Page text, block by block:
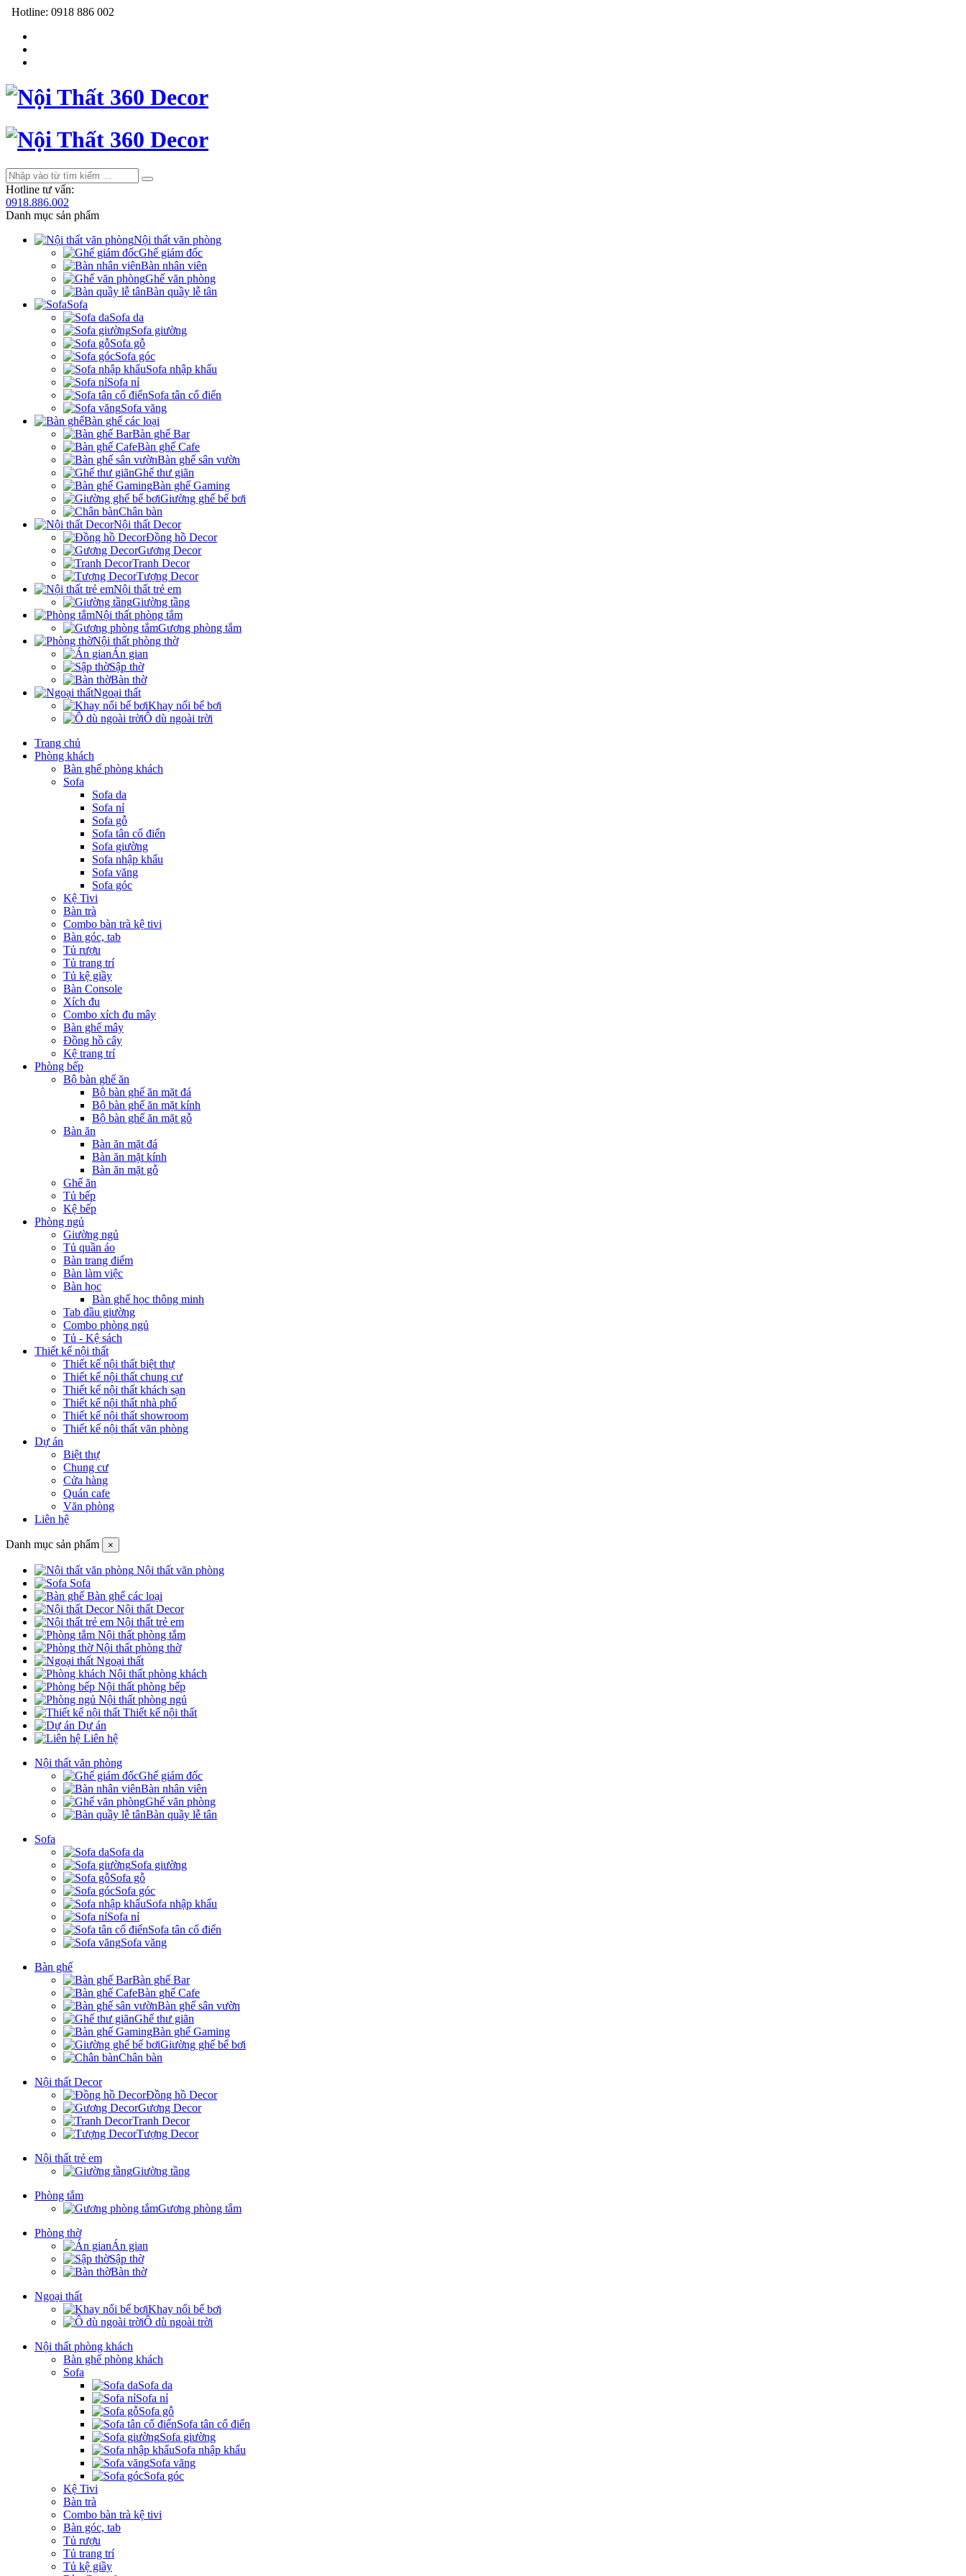
Hotline: 0918 886 002
Hotline tư vấn:
0918.886.002
Danh mục sản phẩm
Nội thất văn phòng
Ghế giám đốc
Bàn nhân viên
Ghế văn phòng
Bàn quầy lễ tân
Sofa
Sofa da
Sofa giường
Sofa gỗ
Sofa góc
Sofa nhập khẩu
Sofa nỉ
Sofa tân cổ điển
Sofa văng
Bàn ghế các loại
Bàn ghế Bar
Bàn ghế Cafe
Bàn ghế sân vườn
Ghế thư giãn
Bàn ghế Gaming
Giường ghế bể bơi
Chân bàn
Nội thất Decor
Đồng hồ Decor
Gương Decor
Tranh Decor
Tượng Decor
Nội thất trẻ em
Giường tầng
Nội thất phòng tắm
Gương phòng tắm
Nội thất phòng thờ
Án gian
Sập thờ
Bàn thờ
Ngoại thất
Khay nổi bể bơi
Ô dù ngoài trời
Trang chủ
Phòng khách
Bàn ghế phòng khách
Sofa
Sofa da
Sofa nỉ
Sofa gỗ
Sofa tân cổ điển
Sofa giường
Sofa nhập khẩu
Sofa văng
Sofa góc
Kệ Tivi
Bàn trà
Combo bàn trà kệ tivi
Bàn góc, tab
Tủ rượu
Tủ trang trí
Tủ kệ giầy
Bàn Console
Xích đu
Combo xích đu mây
Bàn ghế mây
Đồng hồ cây
Kệ trang trí
Phòng bếp
Bộ bàn ghế ăn
Bộ bàn ghế ăn mặt đá
Bộ bàn ghế ăn mặt kính
Bộ bàn ghế ăn mặt gỗ
Bàn ăn
Bàn ăn mặt đá
Bàn ăn mặt kính
Bàn ăn mặt gỗ
Ghế ăn
Tủ bếp
Kệ bếp
Phòng ngủ
Giường ngủ
Tủ quần áo
Bàn trang điểm
Bàn làm việc
Bàn học
Bàn ghế học thông minh
Tab đầu giường
Combo phòng ngủ
Tủ - Kệ sách
Thiết kế nội thất
Thiết kế nội thất biệt thự
Thiết kế nội thất chung cư
Thiết kế nội thất khách sạn
Thiết kế nội thất nhà phố
Thiết kế nội thất showroom
Thiết kế nội thất văn phòng
Dự án
Biệt thự
Chung cư
Cửa hàng
Quán cafe
Văn phòng
Liên hệ
Danh mục sản phẩm ×
Nội thất văn phòng
Sofa
Bàn ghế các loại
Nội thất Decor
Nội thất trẻ em
Nội thất phòng tắm
Nội thất phòng thờ
Ngoại thất
Nội thất phòng khách
Nội thất phòng bếp
Nội thất phòng ngủ
Thiết kế nội thất
Dự án
Liên hệ
Nội thất văn phòng
Ghế giám đốc
Bàn nhân viên
Ghế văn phòng
Bàn quầy lễ tân
Sofa
Sofa da
Sofa giường
Sofa gỗ
Sofa góc
Sofa nhập khẩu
Sofa nỉ
Sofa tân cổ điển
Sofa văng
Bàn ghế
Bàn ghế Bar
Bàn ghế Cafe
Bàn ghế sân vườn
Ghế thư giãn
Bàn ghế Gaming
Giường ghế bể bơi
Chân bàn
Nội thất Decor
Đồng hồ Decor
Gương Decor
Tranh Decor
Tượng Decor
Nội thất trẻ em
Giường tầng
Phòng tắm
Gương phòng tắm
Phòng thờ
Án gian
Sập thờ
Bàn thờ
Ngoại thất
Khay nổi bể bơi
Ô dù ngoài trời
Nội thất phòng khách
Bàn ghế phòng khách
Sofa
Sofa da
Sofa nỉ
Sofa gỗ
Sofa tân cổ điển
Sofa giường
Sofa nhập khẩu
Sofa văng
Sofa góc
Kệ Tivi
Bàn trà
Combo bàn trà kệ tivi
Bàn góc, tab
Tủ rượu
Tủ trang trí
Tủ kệ giầy